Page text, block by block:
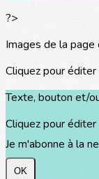
?>
Images de la page
Cliquez pour éditer
Texte, bouton et/
Cliquez pour éditer
Je m'abonne à la
OK